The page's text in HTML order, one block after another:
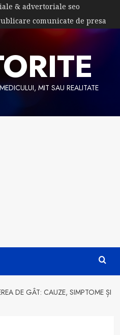
& advertoriale seo
comunicate de presa
MIT SAU REALITATE
DE GÂT: CAUZE, SIMPTOME ȘI